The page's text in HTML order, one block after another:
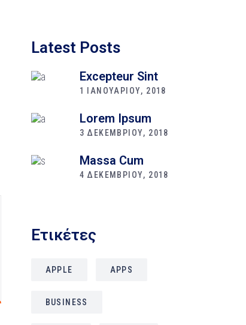
Latest Posts
Excepteur Sint
1 ΙΑΝΟΥΑΡΙΟΥ, 2018
Lorem Ipsum
3 ΔΕΚΕΜΒΡΙΟΥ, 2018
Massa Cum
4 ΔΕΚΕΜΒΡΙΟΥ, 2018
Ετικέτες
APPLE APPS
BUSINESS